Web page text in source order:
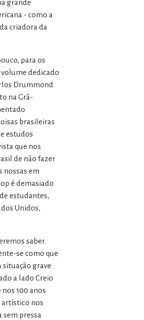
grande
- como a
criadora da
para os
dedicado
Drummond
na Grã-
brasileiras
estudos
que nos
de não fazer
nossas em
é demasiado
estudantes,
Unidos,
saber.
se como que
situação grave
a lado Creio
100 anos
artístico nos
sem pressa